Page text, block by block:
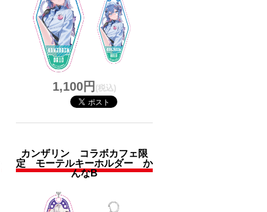
1,100円 (税込)
カンザリン コラボカフェ限
定 モーテルキーホルダー か
んなB